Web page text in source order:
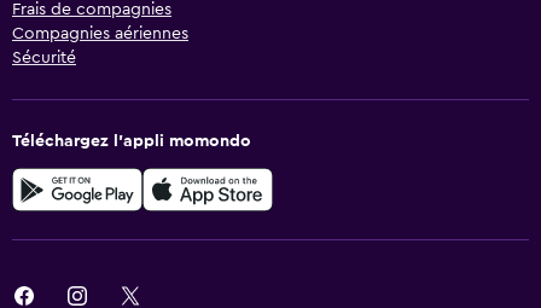
Frais de compagnies
Compagnies aériennes
Sécurité
Téléchargez l’appli momondo